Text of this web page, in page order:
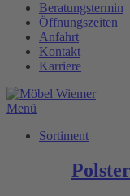
Inhalt
wechseln
Beratungstermin
Öffnungszeiten
Anfahrt
Kontakt
Karriere
Menü
Sortiment